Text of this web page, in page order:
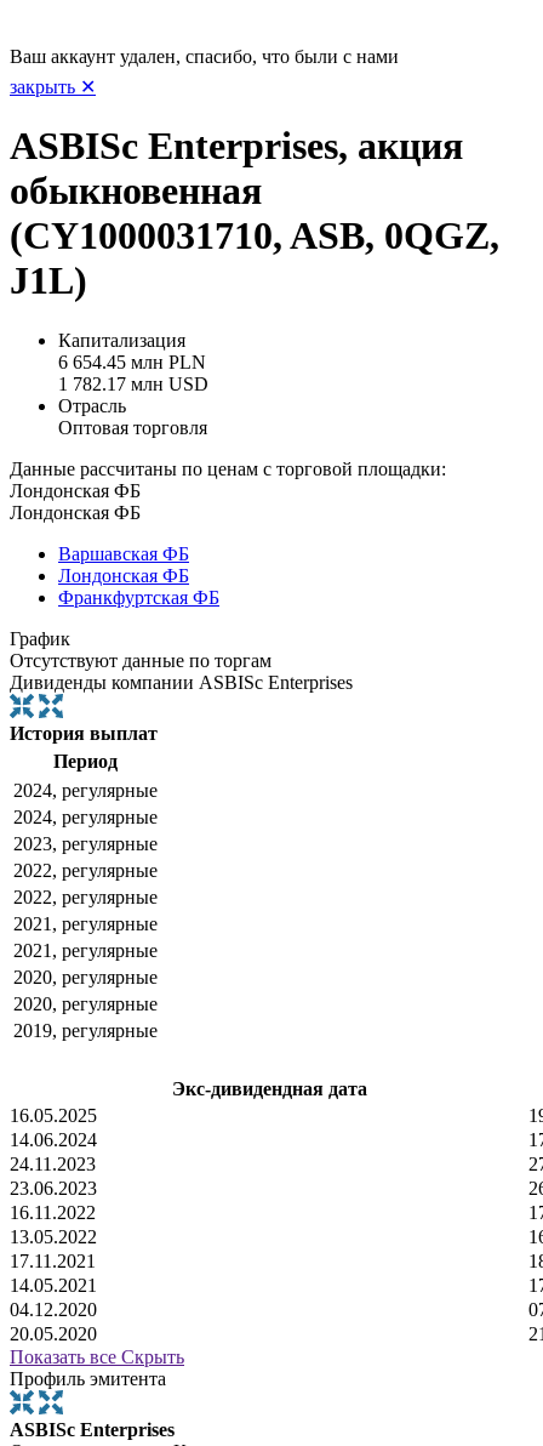
Ваш аккаунт удален, спасибо, что были с нами
закрыть ✕
ASBISc Enterprises, акция
обыкновенная
(CY1000031710, ASB, 0QGZ,
J1L)
Капитализация
6 654.45 млн PLN
1 782.17 млн USD
Отрасль
Оптовая торговля
Данные рассчитаны по ценам с торговой площадки:
Лондонская ФБ
Лондонская ФБ
Варшавская ФБ
Лондонская ФБ
Франкфуртская ФБ
График
Отсутствуют данные по торгам
Дивиденды компании ASBISc Enterprises
История выплат
Период
2024, регулярные
2024, регулярные
2023, регулярные
2022, регулярные
2022, регулярные
2021, регулярные
2021, регулярные
2020, регулярные
2020, регулярные
2019, регулярные
Экс-дивидендная дата
16.05.2025
14.06.2024
24.11.2023
23.06.2023
16.11.2022
13.05.2022
17.11.2021
14.05.2021
04.12.2020
20.05.2020
Показать все Скрыть
Профиль эмитента
ASBISc Enterprises